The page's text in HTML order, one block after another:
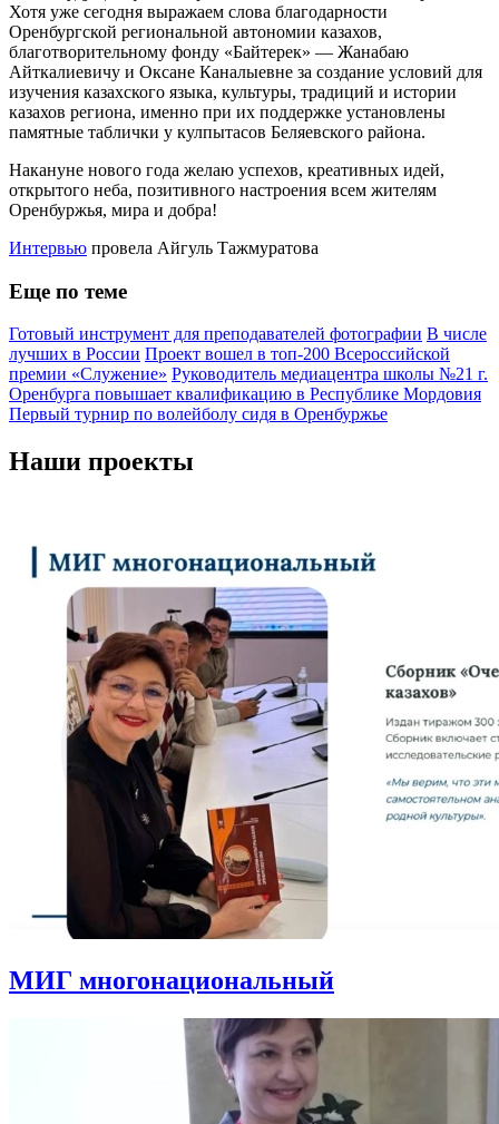
Хотя уже сегодня выражаем слова благодарности
Оренбургской региональной автономии казахов,
благотворительному фонду «Байтерек» — Жанабаю
Айткалиевичу и Оксане Каналыевне за создание условий для
изучения казахского языка, культуры, традиций и истории
казахов региона, именно при их поддержке установлены
памятные таблички у кулпытасов Беляевского района.
Накануне нового года желаю успехов, креативных идей,
открытого неба, позитивного настроения всем жителям
Оренбуржья, мира и добра!
Интервью провела Айгуль Тажмуратова
Еще по теме
Готовый инструмент для преподавателей фотографии В числе
лучших в России Проект вошел в топ-200 Всероссийской
премии «Служение» Руководитель медиацентра школы №21 г.
Оренбурга повышает квалификацию в Республике Мордовия
Первый турнир по волейболу сидя в Оренбуржье
Наши проекты
МИГ многонациональный